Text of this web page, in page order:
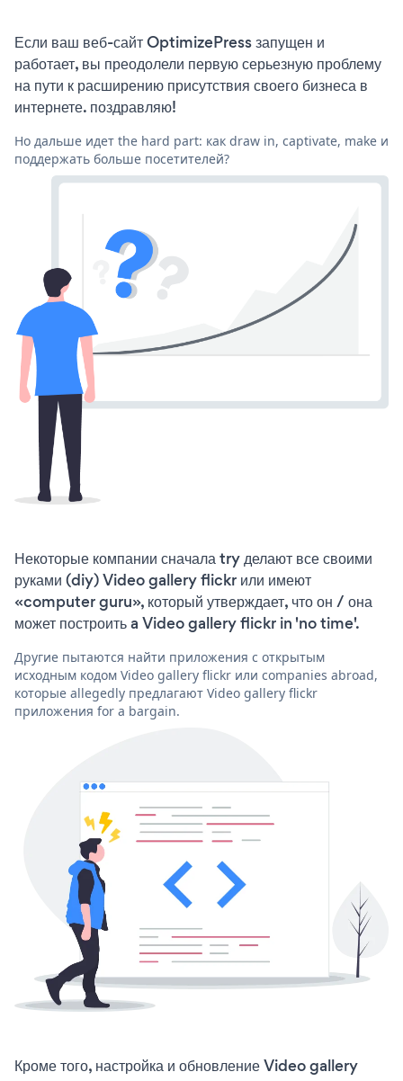
Если ваш веб-сайт OptimizePress запущен и
работает, вы преодолели первую серьезную проблему
на пути к расширению присутствия своего бизнеса в
интернете. поздравляю!
Но дальше идет the hard part: как draw in, captivate, make и
поддержать больше посетителей?
Некоторые компании сначала try делают все своими
руками (diy) Video gallery flickr или имеют
«computer guru», который утверждает, что он / она
может построить a Video gallery flickr in 'no time'.
Другие пытаются найти приложения с открытым
исходным кодом Video gallery flickr или companies abroad,
которые allegedly предлагают Video gallery flickr
приложения for a bargain.
Кроме того, настройка и обновление Video gallery